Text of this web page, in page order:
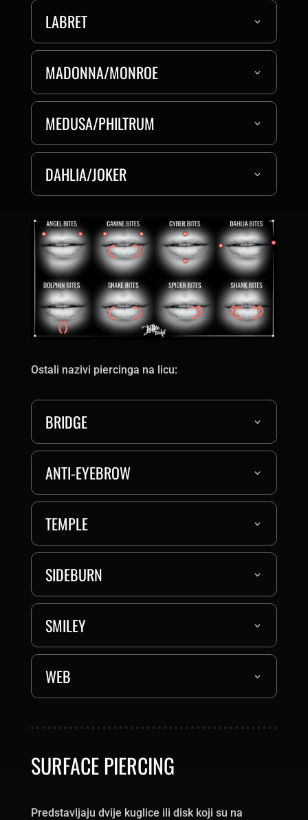
LABRET
MADONNA/MONROE
MEDUSA/PHILTRUM
DAHLIA/JOKER
Ostali nazivi piercinga na licu:
BRIDGE
ANTI-EYEBROW
TEMPLE
SIDEBURN
SMILEY
WEB
SURFACE PIERCING
Predstavljaju dvije kuglice ili disk koji su na